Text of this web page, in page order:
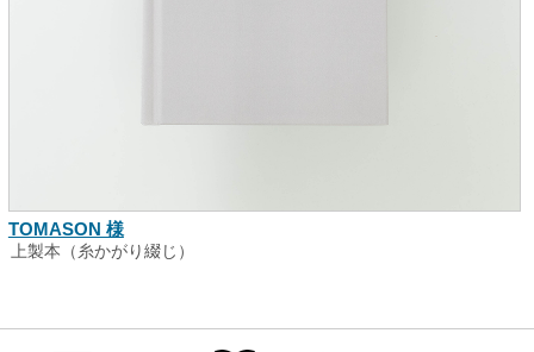
TOMASON 様
上製本（糸かがり綴じ）